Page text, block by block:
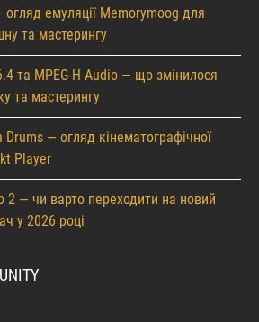
емуляції Memorymoog для
та мастерингу
та MPEG-H Audio — що змінилося
та мастерингу
— огляд кінематографічної
Player
2 — чи варто переходити на новий
у 2026 році